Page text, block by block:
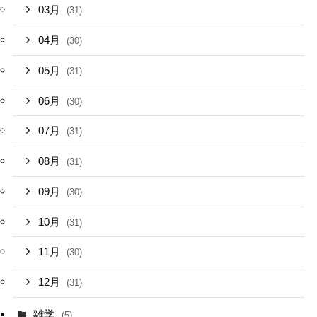
03月 (31)
04月 (30)
05月 (31)
06月 (30)
07月 (31)
08月 (31)
09月 (30)
10月 (31)
11月 (30)
12月 (31)
雑学